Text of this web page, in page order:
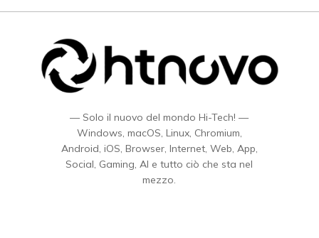
— Solo il nuovo del mondo Hi-Tech! —
Windows, macOS, Linux, Chromium,
Android, iOS, Browser, Internet, Web, App,
Social, Gaming, AI e tutto ciò che sta nel
mezzo.